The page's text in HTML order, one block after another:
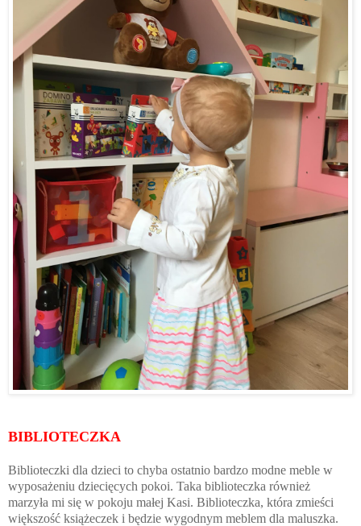
BIBLIOTECZKA
Biblioteczki dla dzieci to chyba ostatnio bardzo modne meble w
wyposażeniu dziecięcych pokoi. Taka biblioteczka również
marzyła mi się w pokoju małej Kasi. Biblioteczka, która zmieści
większość książeczek i będzie wygodnym meblem dla maluszka.